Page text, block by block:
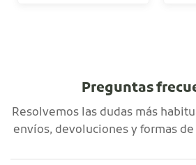
Preguntas
Resolvemos las dudas más
envíos, devoluciones y formas